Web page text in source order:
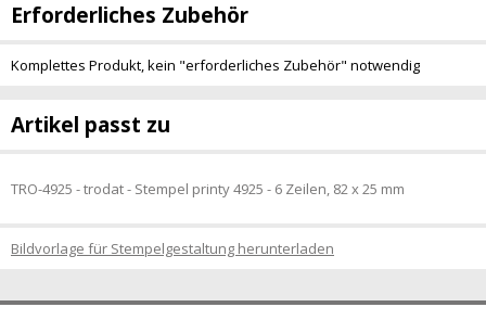
Erforderliches Zubehör
Komplettes Produkt, kein "erforderliches Zubehör" notwendig
Artikel passt zu
TRO-4925 - trodat - Stempel printy 4925 - 6 Zeilen, 82 x 25 mm
Bildvorlage für Stempelgestaltung herunterladen